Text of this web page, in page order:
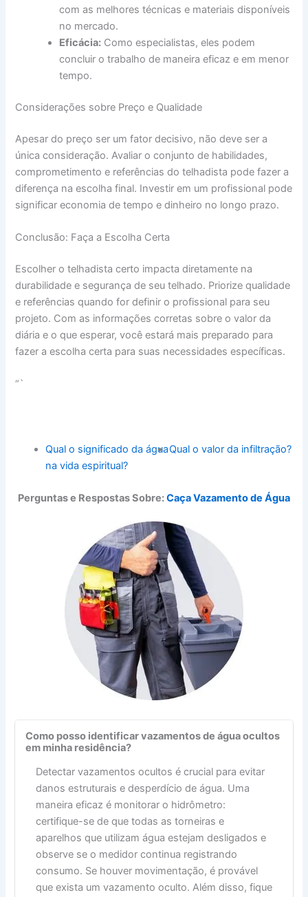
com as melhores técnicas e materiais disponíveis
no mercado.
Eficácia: Como especialistas, eles podem
concluir o trabalho de maneira eficaz e em menor
tempo.
Considerações sobre Preço e Qualidade
Apesar do preço ser um fator decisivo, não deve ser a
única consideração. Avaliar o conjunto de habilidades,
comprometimento e referências do telhadista pode fazer a
diferença na escolha final. Investir em um profissional pode
significar economia de tempo e dinheiro no longo prazo.
Conclusão: Faça a Escolha Certa
Escolher o telhadista certo impacta diretamente na
durabilidade e segurança de seu telhado. Priorize qualidade
e referências quando for definir o profissional para seu
projeto. Com as informações corretas sobre o valor da
diária e o que esperar, você estará mais preparado para
fazer a escolha certa para suas necessidades específicas.
“`
Qual o significado da água
na vida espiritual?
Qual o valor da infiltração?
Perguntas e Respostas Sobre:Caça Vazamento de Água
Como posso identificar vazamentos de água ocultos
em minha residência?
Detectar vazamentos ocultos é crucial para evitar
danos estruturais e desperdício de água. Uma
maneira eficaz é monitorar o hidrômetro:
certifique-se de que todas as torneiras e
aparelhos que utilizam água estejam desligados e
observe se o medidor continua registrando
consumo. Se houver movimentação, é provável
que exista um vazamento oculto. Além disso, fique